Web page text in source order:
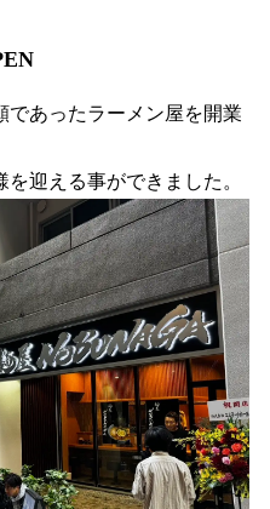
であったラーメン屋を開業
迎える事ができました。